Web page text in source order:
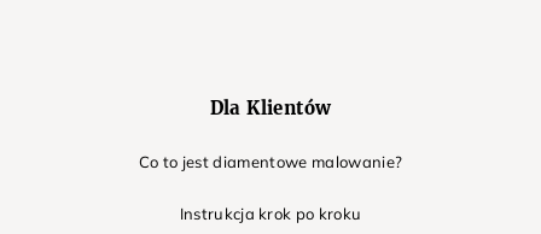
Dla Klientów
Co to jest diamentowe malowanie?
Instrukcja krok po kroku